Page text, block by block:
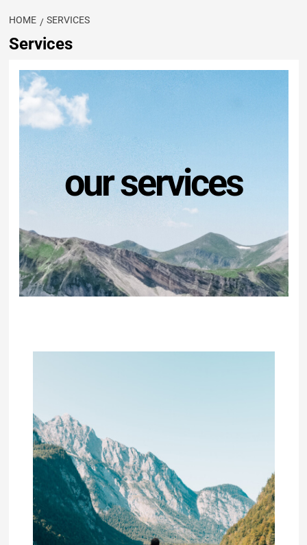
HOME SERVICES
Services
our services